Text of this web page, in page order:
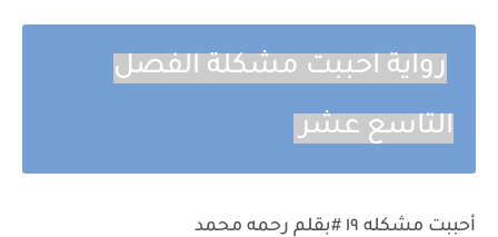
رواية احببت مشكلة الفصل
التاسع عشر
أحببت مشكله ١٩ #بقلم رحمه محمد